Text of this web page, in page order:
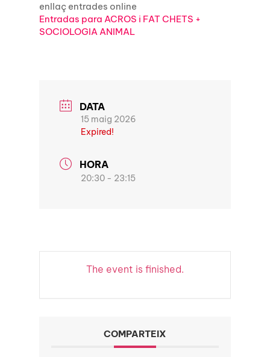
enllaç entrades online
Entradas para ACROS i FAT CHETS +
SOCIOLOGIA ANIMAL
DATA
15 maig 2026
Expired!
HORA
20:30 - 23:15
The event is finished.
COMPARTEIX